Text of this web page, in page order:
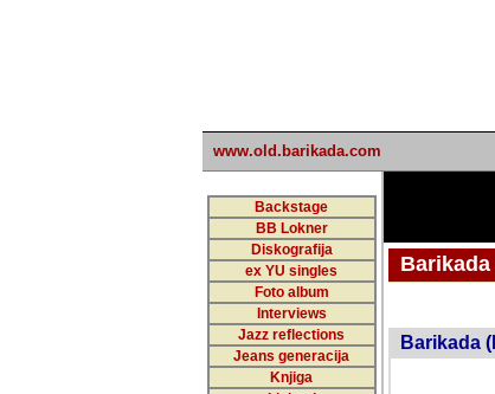
www.old.barikada.com
Backstage
BB Lokner
Diskografija
ex YU singles
Foto album
Interviews
Jazz reflections
Jeans generacija
Knjiga
Barikada